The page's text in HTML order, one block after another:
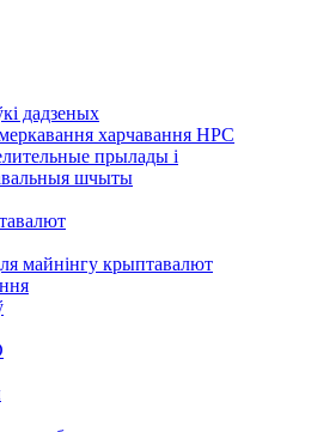
дадзеных
харчавання HPC
прылады і
шчыты
майнінгу крыптавалют